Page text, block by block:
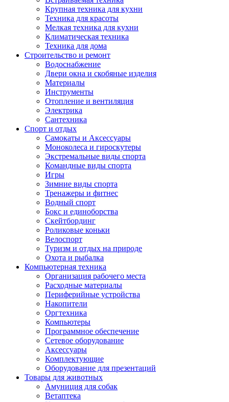
Крупная техника для кухни
Техника для красоты
Мелкая техника для кухни
Климатическая техника
Техника для дома
Строительство и ремонт
Водоснабжение
Двери окна и скобяные изделия
Материалы
Инструменты
Отопление и вентиляция
Электрика
Сантехника
Спорт и отдых
Самокаты и Аксессуары
Моноколеса и гироскутеры
Экстремальные виды спорта
Командные виды спорта
Игры
Зимние виды спорта
Тренажеры и фитнес
Водный спорт
Бокс и единоборства
Скейтбординг
Роликовые коньки
Велоспорт
Туризм и отдых на природе
Охота и рыбалка
Компьютерная техника
Организация рабочего места
Расходные материалы
Периферийные устройства
Накопители
Оргтехника
Компьютеры
Программное обеспечение
Сетевое оборудование
Аксессуары
Комплектующие
Оборудование для презентаций
Товары для животных
Амуниция для собак
Ветаптека